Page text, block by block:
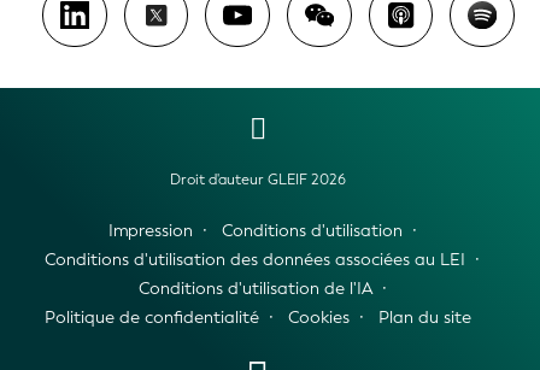
Droit d'auteur GLEIF 2026
Impression
Conditions d'utilisation
Conditions d'utilisation des données associées au LEI
Conditions d'utilisation de l'IA
Politique de confidentialité
Cookies Plan du site